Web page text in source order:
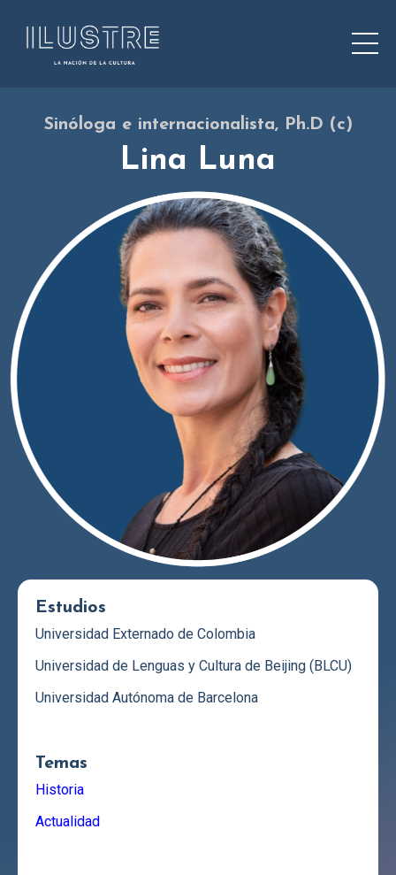
Sinóloga e internacionalista, Ph.D (c)
Lina Luna
Estudios
Universidad Externado de Colombia
Universidad de Lenguas y Cultura de Beijing (BLCU)
Universidad Autónoma de Barcelona
Temas
Historia
Actualidad